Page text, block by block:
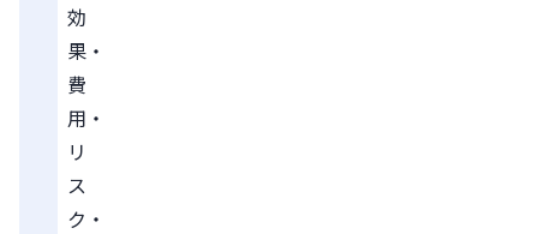
効
果・
費
用・
リ
ス
ク・